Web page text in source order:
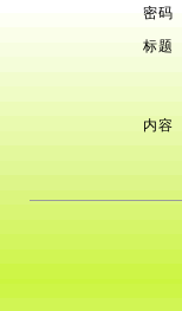
密码
标题
内容